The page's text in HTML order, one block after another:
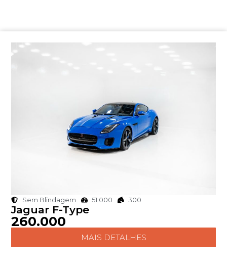
Sem Blindagem 51.000 300
Jaguar F-Type
260.000
MAIS DETALHES